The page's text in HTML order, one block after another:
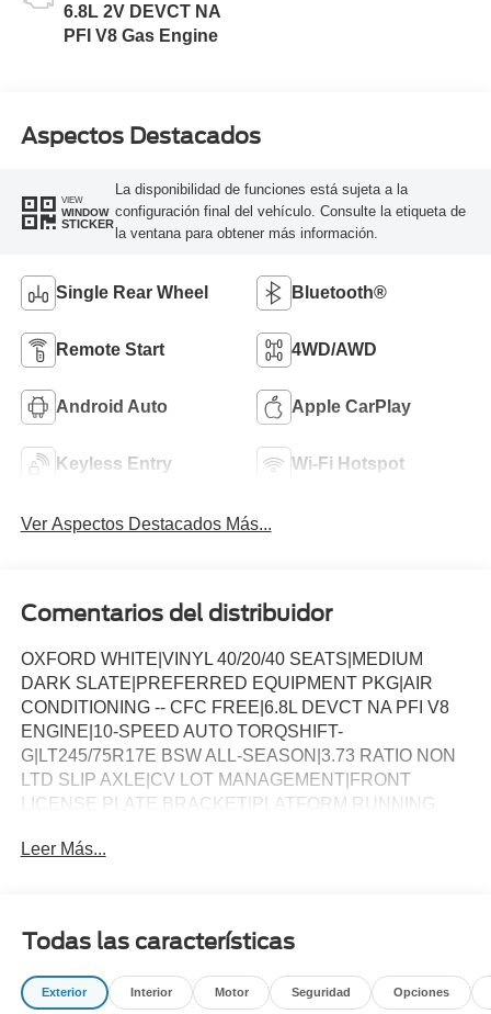
6.8L 2V DEVCT NA
PFI V8 Gas Engine
Aspectos Destacados
VIEW
WINDOW
STICKER
La disponibilidad de funciones está sujeta a la
configuración final del vehículo. Consulte la etiqueta de
la ventana para obtener más información.
Single Rear Wheel Bluetooth®
Remote Start 4WD/AWD
Android Auto Apple CarPlay
Keyless Entry Wi-Fi Hotspot
Ver Aspectos Destacados Más...
Comentarios del distribuidor
OXFORD WHITE|VINYL 40/20/40 SEATS|MEDIUM
DARK SLATE|PREFERRED EQUIPMENT PKG|AIR
CONDITIONING -- CFC FREE|6.8L DEVCT NA PFI V8
ENGINE|10-SPEED AUTO TORQSHIFT-
G|LT245/75R17E BSW ALL-SEASON|3.73 RATIO NON
LTD SLIP AXLE|CV LOT MANAGEMENT|FRONT
LICENSE PLATE BRACKET|PLATFORM RUNNING
PACKAGE|SPARE TIRE AND WHEEL|TRAILER
STEP|TOUGH BED SPRAY IN BEDLINER|DUAL
BATTERY|XL CHROME PACKAGE|FUEL
CHARGE|ADVERTISING ASSESSMENT|REQUIRED
Leer Más...
Todas las características
Exterior Interior Motor Seguridad Opciones